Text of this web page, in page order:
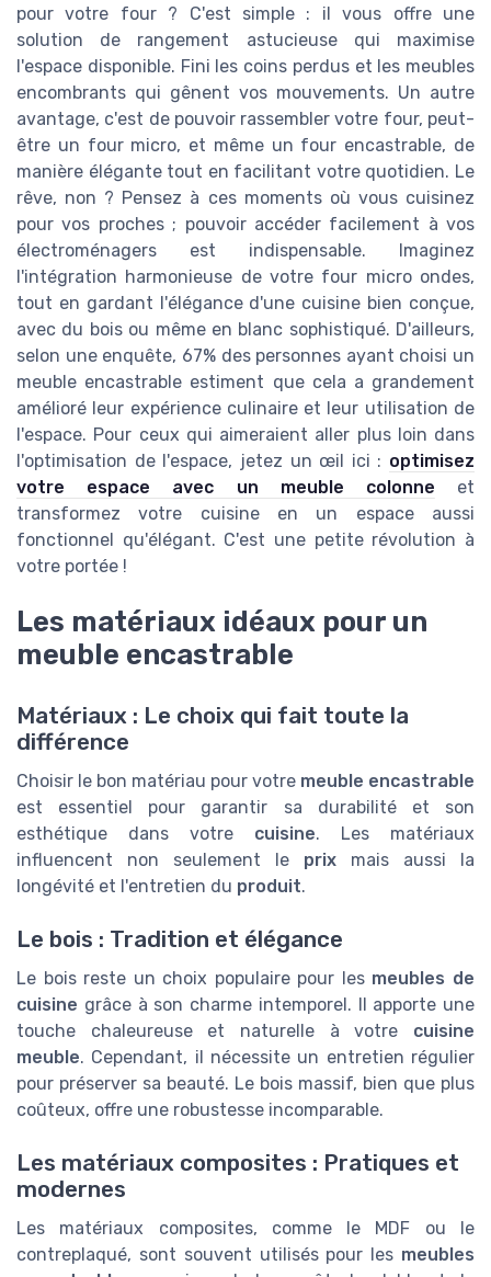
pour votre four ? C'est simple : il vous offre une
solution de rangement astucieuse qui maximise
l'espace disponible. Fini les coins perdus et les meubles
encombrants qui gênent vos mouvements. Un autre
avantage, c'est de pouvoir rassembler votre four, peut-
être un four micro, et même un four encastrable, de
manière élégante tout en facilitant votre quotidien. Le
rêve, non ? Pensez à ces moments où vous cuisinez
pour vos proches ; pouvoir accéder facilement à vos
électroménagers est indispensable. Imaginez
l'intégration harmonieuse de votre four micro ondes,
tout en gardant l'élégance d'une cuisine bien conçue,
avec du bois ou même en blanc sophistiqué. D'ailleurs,
selon une enquête, 67% des personnes ayant choisi un
meuble encastrable estiment que cela a grandement
amélioré leur expérience culinaire et leur utilisation de
l'espace. Pour ceux qui aimeraient aller plus loin dans
l'optimisation de l'espace, jetez un œil ici : optimisez
votre espace avec un meuble colonne et
transformez votre cuisine en un espace aussi
fonctionnel qu'élégant. C'est une petite révolution à
votre portée !
Les matériaux idéaux pour un
meuble encastrable
Matériaux : Le choix qui fait toute la
différence
Choisir le bon matériau pour votre meuble encastrable
est essentiel pour garantir sa durabilité et son
esthétique dans votre cuisine. Les matériaux
influencent non seulement le prix mais aussi la
longévité et l'entretien du produit.
Le bois : Tradition et élégance
Le bois reste un choix populaire pour les meubles de
cuisine grâce à son charme intemporel. Il apporte une
touche chaleureuse et naturelle à votre cuisine
meuble. Cependant, il nécessite un entretien régulier
pour préserver sa beauté. Le bois massif, bien que plus
coûteux, offre une robustesse incomparable.
Les matériaux composites : Pratiques et
modernes
Les matériaux composites, comme le MDF ou le
contreplaqué, sont souvent utilisés pour les meubles